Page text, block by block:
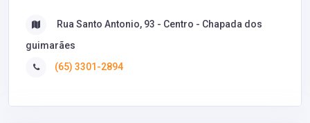
Rua Santo Antonio, 93 - Centro - Chapada dos
guimarães
(65) 3301-2894